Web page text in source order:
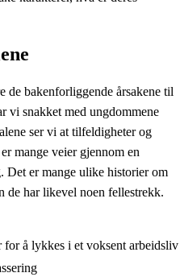
bakenforliggende årsakene til
vi snakket med ungdommene
ser vi at tilfeldigheter og
mange veier gjennom en
er mange ulike historier om
de har likevel noen fellestrekk.
for å lykkes i et voksent arbeidsliv